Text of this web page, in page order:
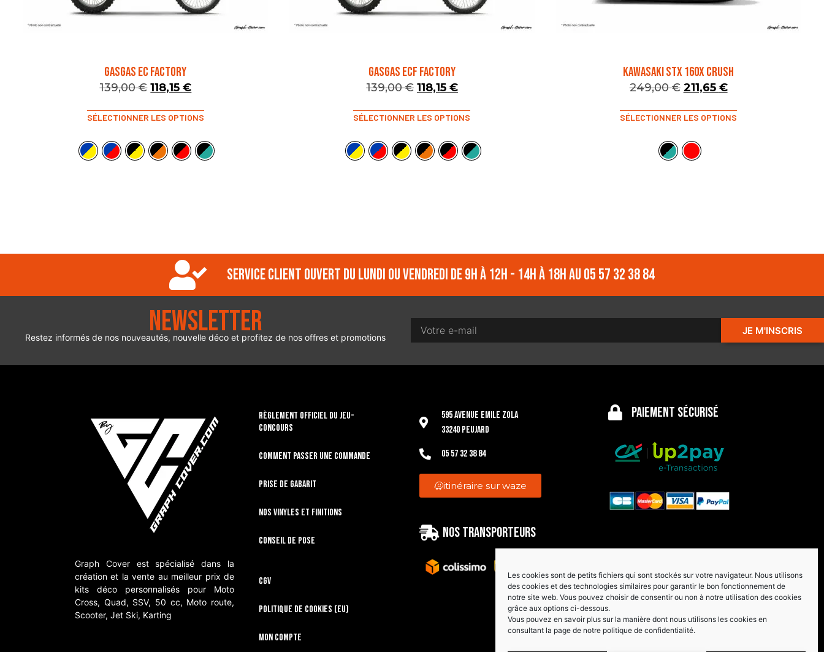
Les cookies sont de petits fichiers qui sont stockés sur votre navigateur. Nous utilisons
des cookies et des technologies similaires pour garantir le bon fonctionnement de
notre site web. Vous pouvez choisir de consentir ou non à notre utilisation des cookies
grâce aux options ci-dessous.
Vous pouvez en savoir plus sur la manière dont nous utilisons les cookies en
consultant la page de notre politique de confidentialité.
GASGAS EC FACTORY
139,00€ 118,15€
SÉLECTIONNER LES OPTIONS
GASGAS ECF FACTORY
139,00€ 118,15 €
SÉLECTIONNER LES OPTIONS
KAWASAKI STX 160X CRUSH
249,00€ 211,65 €
SÉLECTIONNER LES OPTIONS
Service client ouvert du lundi ou vendredi de 9h à 12h - 14h à 18h au 05 57 32 38 84
Newsletter
Restez informés de nos nouveautés, nouvelle déco et profitez de nos offres et promotions
JE M'INSCRIS
Graph Cover est spécialisé dans la
création et la vente au meilleur prix de
kits déco personnalisés pour Moto
Cross, Quad, SSV, 50 cc, Moto route,
Scooter, Jet Ski, Karting
RÈGLEMENT OFFICIEL DU JEU-
CONCOURS
Comment passer une commande
Prise de gabarit
Nos vinyles et finitions
Conseil de pose
CGV
Politique de cookies (EU)
Mon compte
595 Avenue Emile Zola
33240 Peujard
05 57 32 38 84
itinéraire sur waze
Nos transporteurs
Paiement sécurisé